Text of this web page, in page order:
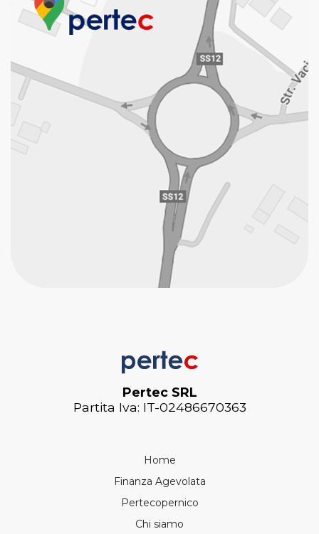
Pertec SRL
Partita Iva: IT-02486670363
Home
Finanza Agevolata
Pertecopernico
Chi siamo